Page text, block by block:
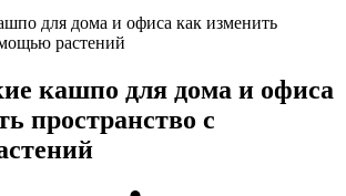
кашпо для дома и офиса
пространство с